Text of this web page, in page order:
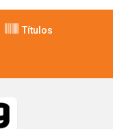
Títulos